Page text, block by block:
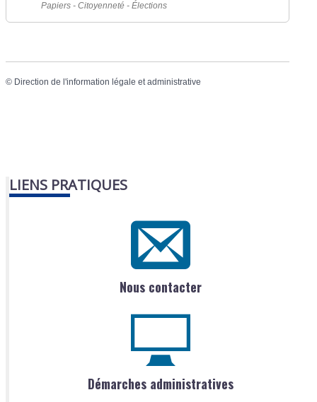
Papiers - Citoyenneté - Élections
© Direction de l'information légale et administrative
LIENS PRATIQUES
Nous contacter
Démarches administratives